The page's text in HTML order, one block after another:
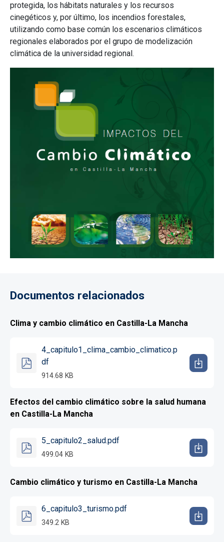
protegida, los hábitats naturales y los recursos
cinegéticos y, por último, los incendios forestales,
utilizando como base común los escenarios climáticos
regionales elaborados por el grupo de modelización
climática de la universidad regional.
Documentos relacionados
Clima y cambio climático en Castilla-La Mancha
4_capitulo1_clima_cambio_climatico.p
df
914.68 KB
Efectos del cambio climático sobre la salud humana
en Castilla-La Mancha
5_capitulo2_salud.pdf
499.04 KB
Cambio climático y turismo en Castilla-La Mancha
6_capitulo3_turismo.pdf
349.2 KB